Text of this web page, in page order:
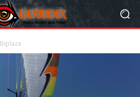
Biplaza